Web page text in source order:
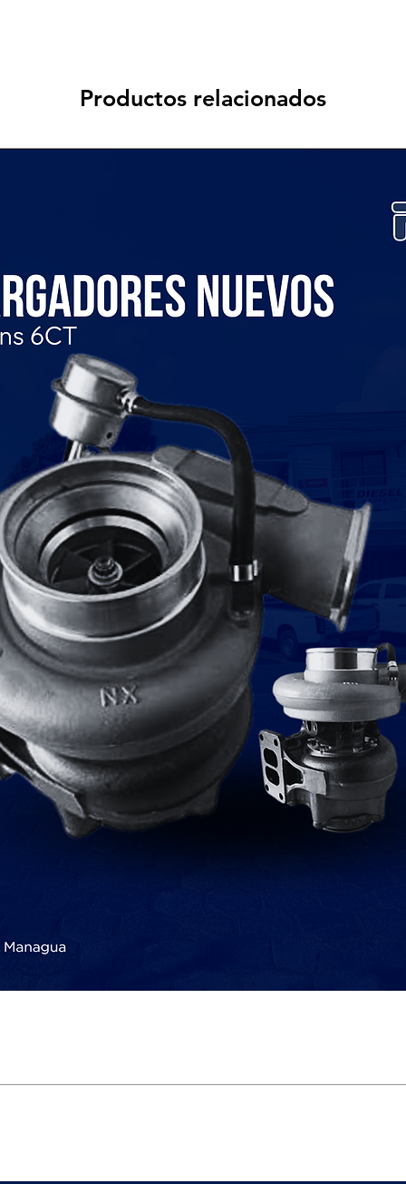
Productos relacionados